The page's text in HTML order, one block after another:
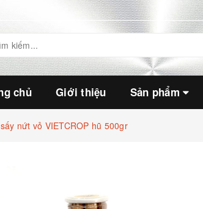
chủ Giới thiệu Sản phẩm
nứt vỏ VIETCROP hũ 500gr